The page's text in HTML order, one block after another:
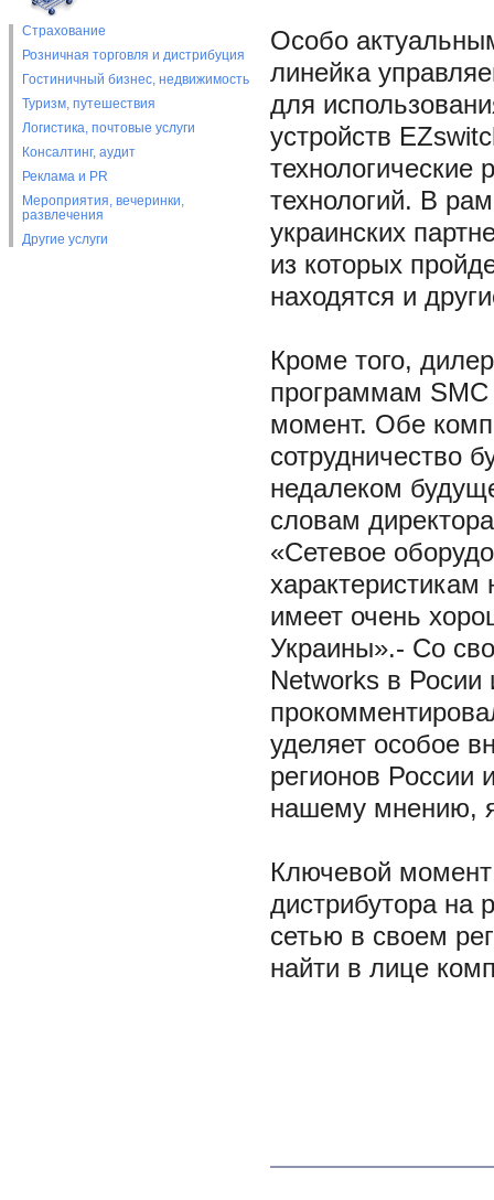
Страхование
Розничная торговля и дистрибуция
Гостиничный бизнес, недвижимость
Туризм, путешествия
Логистика, почтовые услуги
Консалтинг, аудит
Реклама и PR
Мероприятия, вечеринки,
развлечения
Другие услуги
Особо
линейка
для
устройств
технологические
технологий. В
украинских
из которых
находятся и
Кроме того,
программам
момент. Обе
сотрудничество
недалеком
словам
«Сетевое
характеристикам
имеет очень
Украины».- Со
Networks в Росии
уделяет особое
регионов России
нашему мнению,
Ключевой момент
дистрибутора на
сетью в своем
найти в лице